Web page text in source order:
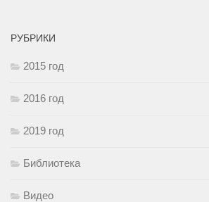
РУБРИКИ
2015 год
2016 год
2019 год
Библиотека
Видео